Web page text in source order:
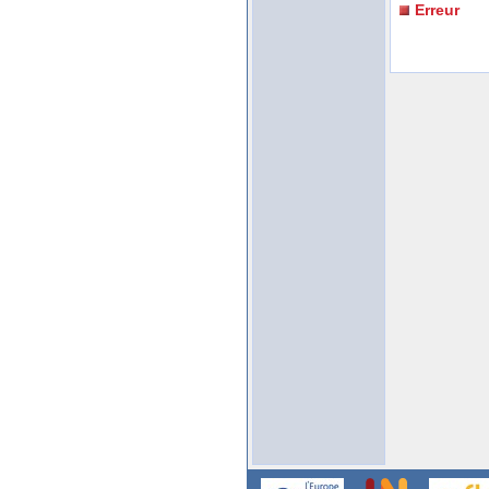
Erreur